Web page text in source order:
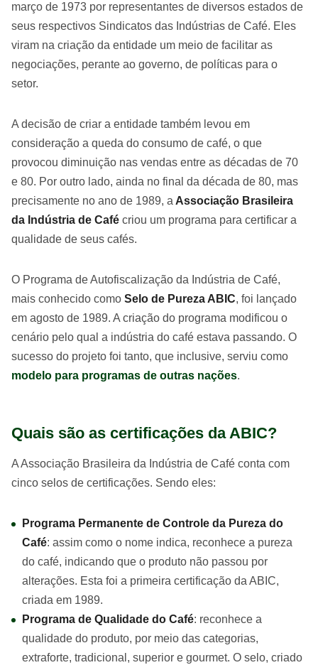
março de 1973 por representantes de diversos estados de
seus respectivos Sindicatos das Indústrias de Café. Eles
viram na criação da entidade um meio de facilitar as
negociações, perante ao governo, de políticas para o
setor.
A decisão de criar a entidade também levou em
consideração a queda do consumo de café, o que
provocou diminuição nas vendas entre as décadas de 70
e 80. Por outro lado, ainda no final da década de 80, mas
precisamente no ano de 1989, a Associação Brasileira
da Indústria de Café criou um programa para certificar a
qualidade de seus cafés.
O Programa de Autofiscalização da Indústria de Café,
mais conhecido como Selo de Pureza ABIC, foi lançado
em agosto de 1989. A criação do programa modificou o
cenário pelo qual a indústria do café estava passando. O
sucesso do projeto foi tanto, que inclusive, serviu como
modelo para programas de outras nações.
Quais são as certificações da ABIC?
A Associação Brasileira da Indústria de Café conta com
cinco selos de certificações. Sendo eles:
Programa Permanente de Controle da Pureza do
Café: assim como o nome indica, reconhece a pureza
do café, indicando que o produto não passou por
alterações. Esta foi a primeira certificação da ABIC,
criada em 1989.
Programa de Qualidade do Café: reconhece a
qualidade do produto, por meio das categorias,
extraforte, tradicional, superior e gourmet. O selo, criado